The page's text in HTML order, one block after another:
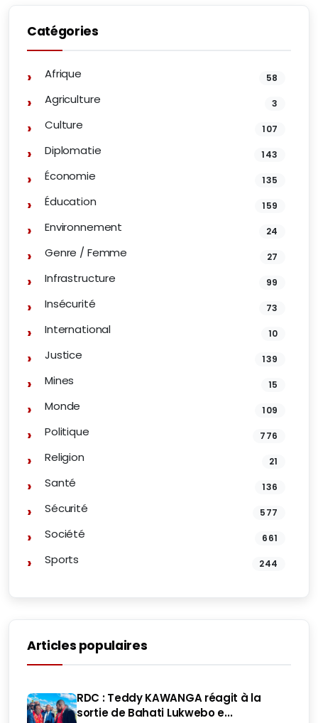
Catégories
Afrique 58
Agriculture 3
Culture 107
Diplomatie 143
Économie 135
Éducation 159
Environnement 24
Genre / Femme 27
Infrastructure 99
Insécurité 73
International 10
Justice 139
Mines 15
Monde 109
Politique 776
Religion 21
Santé 136
Sécurité 577
Société 661
Sports 244
Articles populaires
RDC : Teddy KAWANGA réagit à la
sortie de Bahati Lukwebo e...